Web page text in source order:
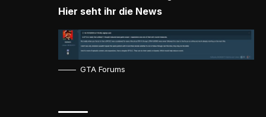
Hier seht ihr die News
GTA Forums